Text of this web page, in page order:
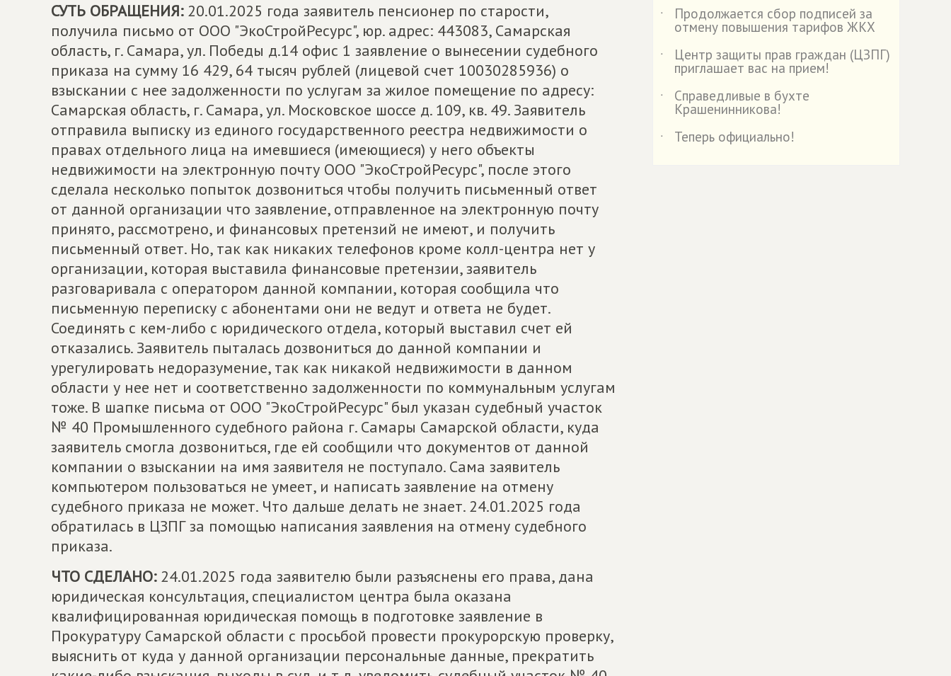
СУТЬ ОБРАЩЕНИЯ:20.01.2025 года заявитель пенсионер по старости,
получила письмо от ООО "ЭкоСтройРесурс", юр. адрес: 443083, Самарская
область, г. Самара, ул. Победы д.14 офис 1 заявление о вынесении судебного
приказа на сумму 16 429, 64 тысяч рублей (лицевой счет 10030285936) о
взыскании с нее задолженности по услугам за жилое помещение по адресу:
Самарская область, г. Самара, ул. Московское шоссе д. 109, кв. 49. Заявитель
отправила выписку из единого государственного реестра недвижимости о
правах отдельного лица на имевшиеся (имеющиеся) у него объекты
недвижимости на электронную почту ООО "ЭкоСтройРесурс", после этого
сделала несколько попыток дозвониться чтобы получить письменный ответ
от данной организации что заявление, отправленное на электронную почту
принято, рассмотрено, и финансовых претензий не имеют, и получить
письменный ответ. Но, так как никаких телефонов кроме колл-центра нет у
организации, которая выставила финансовые претензии, заявитель
разговаривала с оператором данной компании, которая сообщила что
письменную переписку с абонентами они не ведут и ответа не будет.
Соединять с кем-либо с юридического отдела, который выставил счет ей
отказались. Заявитель пыталась дозвониться до данной компании и
урегулировать недоразумение, так как никакой недвижимости в данном
области у нее нет и соответственно задолженности по коммунальным услугам
тоже. В шапке письма от ООО "ЭкоСтройРесурс" был указан судебный участок
№ 40 Промышленного судебного района г. Самары Самарской области, куда
заявитель смогла дозвониться, где ей сообщили что документов от данной
компании о взыскании на имя заявителя не поступало. Сама заявитель
компьютером пользоваться не умеет, и написать заявление на отмену
судебного приказа не может. Что дальше делать не знает. 24.01.2025 года
обратилась в ЦЗПГ за помощью написания заявления на отмену судебного
приказа.
ЧТО СДЕЛАНО:24.01.2025 года заявителю были разъяснены его права, дана
юридическая консультация, специалистом центра была оказана
квалифицированная юридическая помощь в подготовке заявление в
Прокуратуру Самарской области с просьбой провести прокурорскую проверку,
выяснить от куда у данной организации персональные данные, прекратить
˙
Продолжается сбор подписей за
отмену повышения тарифов ЖКХ
˙
Центр защиты прав граждан (ЦЗПГ)
приглашает вас на прием!
˙
Справедливые в бухте
Крашенинникова!
˙
Теперь официально!